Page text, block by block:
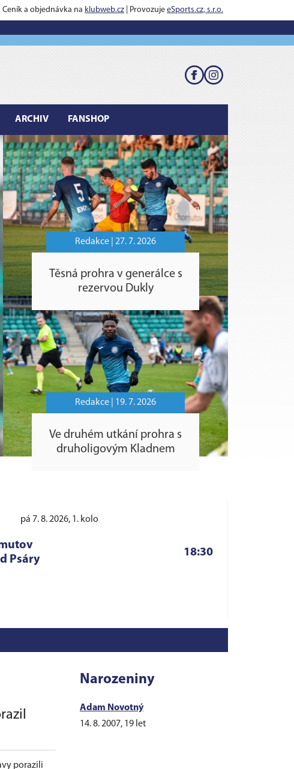
Ceník a objednávka na klubweb.cz | Provozuje eSports.cz, s.r.o.
ARCHIV FANSHOP
Redakce |27. 7. 2026
Těsná prohra v generálce s
rezervou Dukly
Redakce | 19. 7. 2026
Ve druhém utkání prohra s
druholigovým Kladnem
pá 7. 8. 2026, 1. kolo
Psáry
18:30
porazili
Narozeniny
Adam Novotný
14. 8. 2007, 19 let